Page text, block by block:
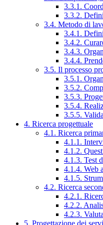
3.3.1.
3.3.2.
3.4. Metodo di
3.4.1.
3.4.2.
3.4.3.
3.4.4.
3.5. Il processo
3.5.1.
3.5.2.
3.5.3.
3.5.4.
3.5.5.
4. Ricerca progettuale
4.1. Ricerca
4.1.1.
4.1.2.
4.1.3. Test
4.1.4. Web
4.1.5.
4.2. Ricerca
4.2.1.
4.2.2.
4.2.3.
5. Progettazione dei